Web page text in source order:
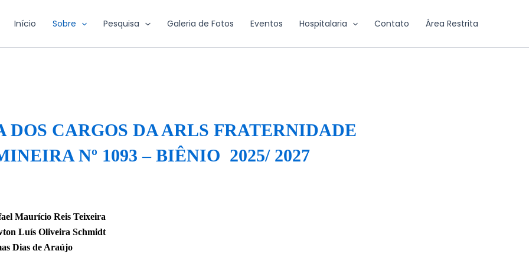
Início Sobre Pesquisa Galeria de Fotos Eventos Hospitalaria Contato Área Restrita
DOS CARGOS DA ARLS FRATERNIDADE
Nº 1093 – BIÊNIO 2025/ 2027
Maurício Reis Teixeira
Luís Oliveira Schmidt
Dias de Araújo